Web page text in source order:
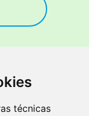
técnicas